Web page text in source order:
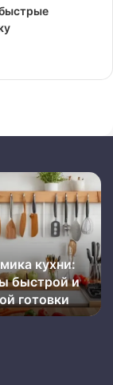
кухни:
быстрой и
готовки